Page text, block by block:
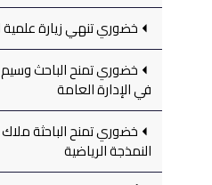
خضوري تنهي زيارة علمية
خضوري تمنح الباحث
في الإدارة العامة
خضوري تمنح الباحثة
النمذجة الرياضية